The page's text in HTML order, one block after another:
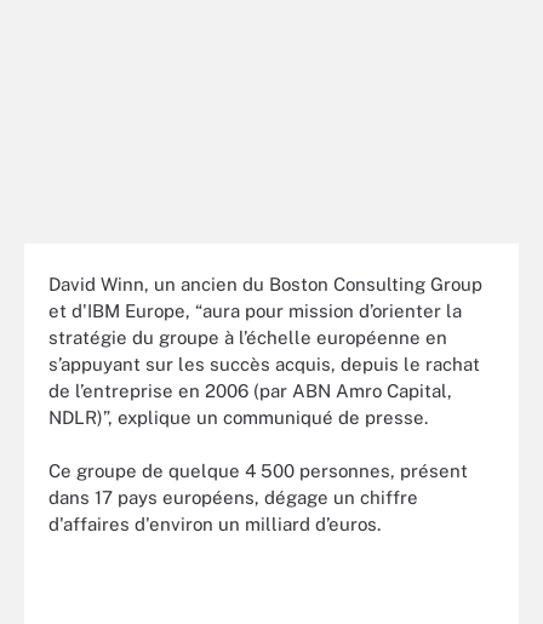
David Winn, un ancien du Boston Consulting Group
et d'IBM Europe, “aura pour mission d’orienter la
stratégie du groupe à l’échelle européenne en
s’appuyant sur les succès acquis, depuis le rachat
de l’entreprise en 2006 (par ABN Amro Capital,
NDLR)”, explique un communiqué de presse.
Ce groupe de quelque 4 500 personnes, présent
dans 17 pays européens, dégage un chiffre
d'affaires d'environ un milliard d’euros.